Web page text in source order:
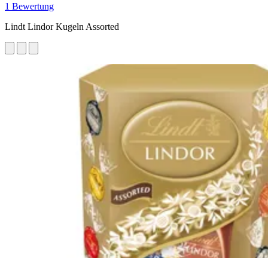
1 Bewertung
Lindt Lindor Kugeln Assorted